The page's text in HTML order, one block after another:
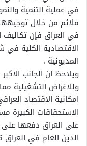
في عملية التنمية
ملائم من خلال
في العراق فإن
الاقتصادية الكلية
المديونية .
ويلاحظ ان الجانب
وللاغراض التشغيلية
امكانية الاقتصاد
الاستحقاقات الكبيرة
على العراق دفعها على
الدين العام في